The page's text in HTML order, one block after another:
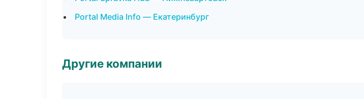
Portal Media Info — Екатеринбург
Другие компании